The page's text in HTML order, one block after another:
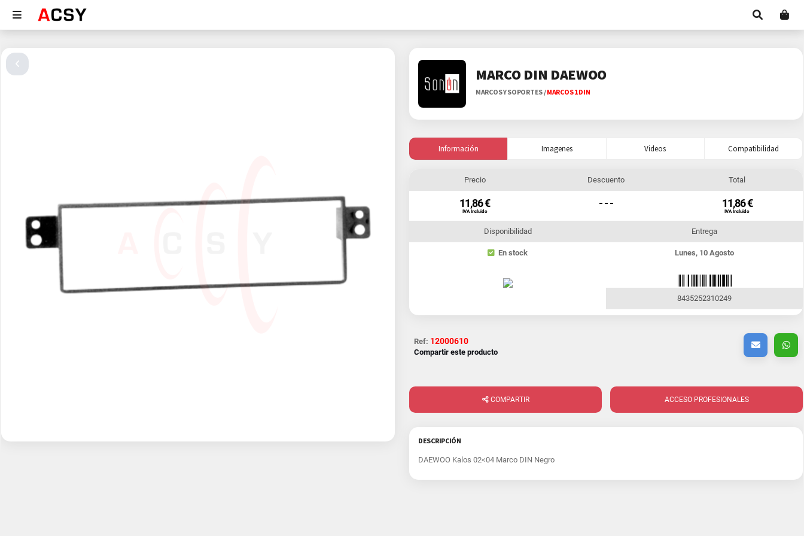
MARCO DIN DAEWOO
MARCOS Y SOPORTES/MARCOS 1 DIN
Información Imagenes Videos Compatibilidad
Precio
11,86 €
IVA Incluido
Descuento
- - -
Total
11,86 €
IVA Incluido
Disponibilidad
En stock
Entrega
Lunes, 10 Agosto
8435252310249
Ref: 12000610
Compartir este producto
COMPARTIR ACCESO PROFESIONALES
DESCRIPCIÓN
DAEWOO Kalos 02<04 Marco DIN Negro